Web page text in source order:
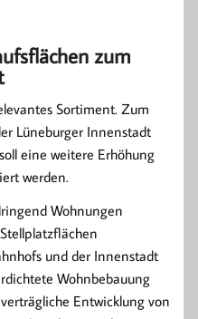
zum
Sortiment. Zum
Lüneburger Innenstadt
eine weitere Erhöhung
werden.
Wohnungen
und der Innenstadt
Wohnbebauung
Entwicklung von